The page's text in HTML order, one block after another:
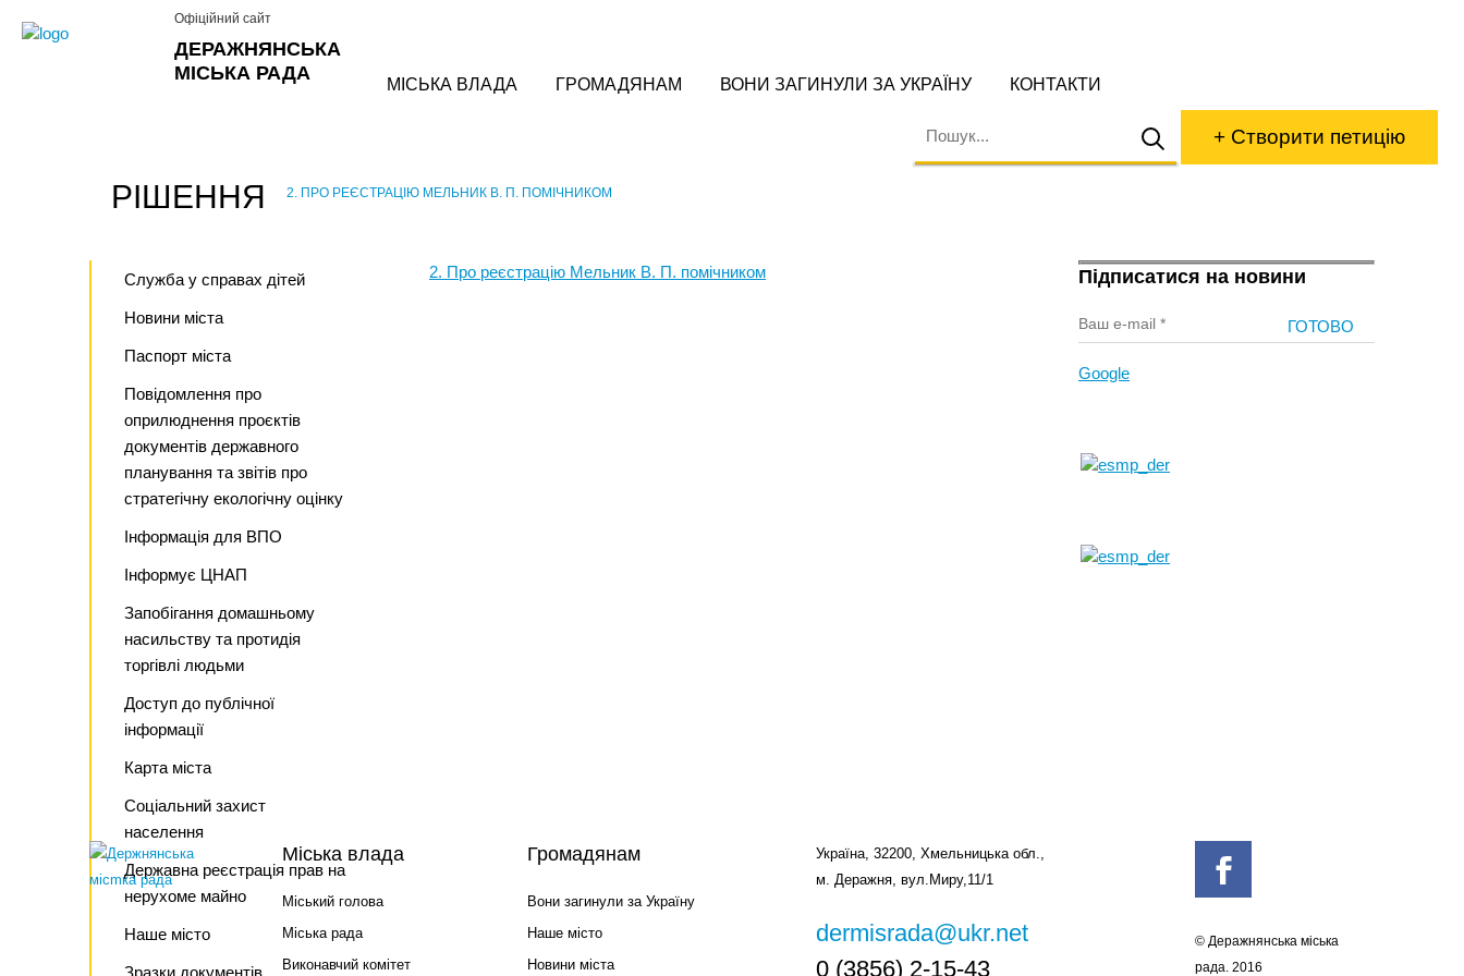
ДЕРАЖНЯНСЬКА
МІСЬКА РАДА
Офіційний сайт
МІСЬКА ВЛАДА ГРОМАДЯНАМ ВОНИ ЗАГИНУЛИ ЗА УКРАЇНУ КОНТАКТИ
+ Створити петицію
РІШЕННЯ 2. ПРО РЕЄСТРАЦІЮ МЕЛЬНИК В. П. ПОМІЧНИКОМ
Служба у справах дітей
Новини міста
Паспорт міста
Повідомлення про
оприлюднення проєктів
документів державного
планування та звітів про
стратегічну екологічну оцінку
Інформація для ВПО
Інформує ЦНАП
Запобігання домашньому
насильству та протидія
торгівлі людьми
Доступ до публічної
інформації
Карта міста
Соціальний захист
населення
Державна реєстрація прав на
нерухоме майно
Наше місто
Зразки документів
Підписатися на новини
Google
2. Про реєстрацію Мельник В. П. помічником
Міська влада
Міський голова
Міська рада
Виконавчий комітет
Громадянам
Вони загинули за Україну
Наше місто
Новини міста
Україна, 32200, Хмельницька обл.,
м. Деражня, вул.Миру,11/1
dermisrada@ukr.net
0 (3856) 2-15-43
© Деражнянська міська
рада. 2016